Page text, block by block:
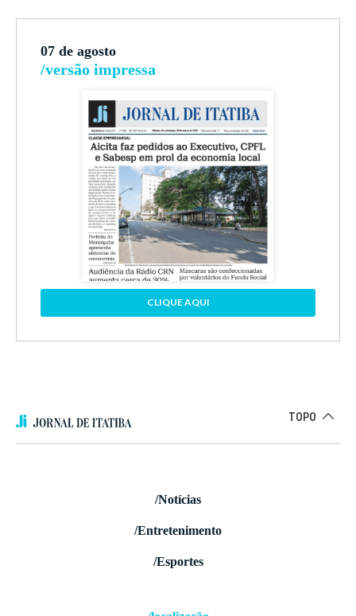
07 de agosto
/versão impressa
CLIQUE AQUI
TOPO
/Notícias
/Entretenimento
/Esportes